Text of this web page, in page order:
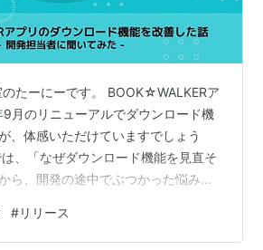
たーにーです。 BOOK☆WALKERア
月のリニューアルでダウンロード機
、体感いただけていますでしょう
、「なぜダウンロード機能を見直そ
ら、開発の途中でぶつかった悩み、
に開発を担当したディレクターにも
きたので、その内容も交えながらお
#リリース